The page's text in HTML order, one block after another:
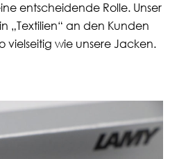
entscheidende Rolle. Unser
„Textilien“ an den Kunden
vielseitig wie unsere Jacken.